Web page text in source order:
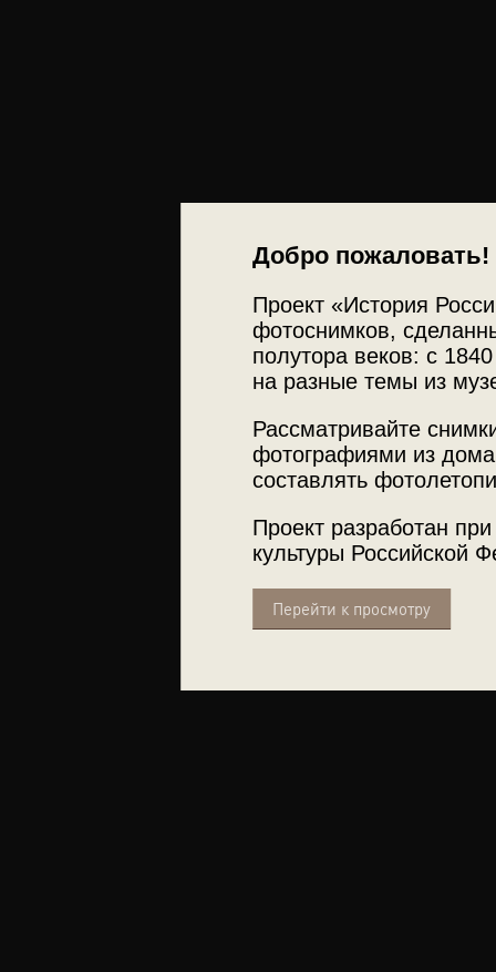
Добро пожаловать!
Проект «История
фотоснимков,
полутора веков: с
на разные темы из
Рассматривайте
фотографиями из
составлять
Проект разработан
культуры Российской
Перейти к просмотру